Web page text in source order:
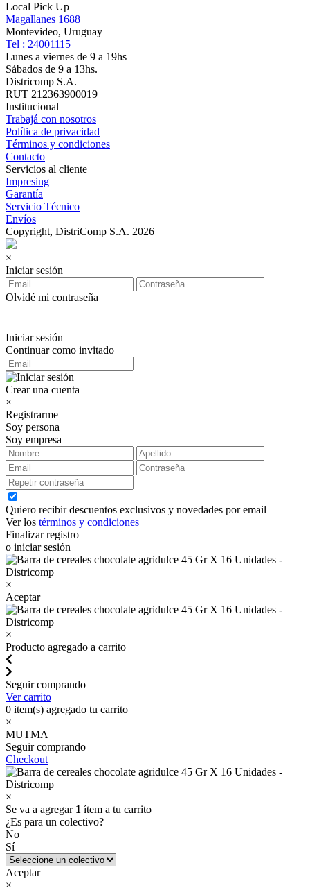
Local Pick Up
Magallanes 1688
Montevideo, Uruguay
Tel : 24001115
Lunes a viernes de 9 a 19hs
Sábados de 9 a 13hs.
Districomp S.A.
RUT 212363900019
Institucional
Trabajá con nosotros
Política de privacidad
Términos y condiciones
Contacto
Servicios al cliente
Impresing
Garantía
Servicio Técnico
Envíos
Copyright, DistriComp S.A. 2026
×
Iniciar sesión
Olvidé mi contraseña
Iniciar sesión
Continuar como invitado
Crear una cuenta
×
Registrarme
Soy persona
Soy empresa
Quiero recibir descuentos exclusivos y novedades por email
Ver los términos y condiciones
Finalizar registro
o iniciar sesión
×
Aceptar
×
Producto agregado a carrito
Seguir comprando
Ver carrito
0 item(s) agregado tu carrito
×
MUTMA
Seguir comprando
Checkout
×
Se va a agregar 1 ítem a tu carrito
¿Es para un colectivo?
No
Sí
Aceptar
×